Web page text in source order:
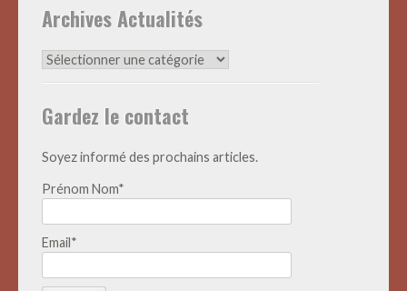
Archives Actualités
Archives
Gardez le contact
Soyez informé des prochains articles.
Prénom Nom*
Email*